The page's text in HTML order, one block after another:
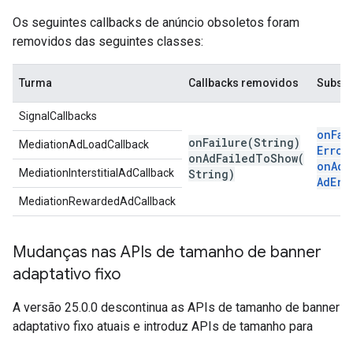
Os seguintes callbacks de anúncio obsoletos foram
removidos das seguintes classes:
Turma Callbacks removidos
SignalCallbacks
onFailure(String)
onAdFailedToShow(
String)
Ad
MediationAdLoadCallback
MediationInterstitialAdCallback
MediationRewardedAdCallback
Mudanças nas APIs de tamanho de banner
adaptativo fixo
A versão 25.0.0 descontinua as APIs de tamanho de banner
adaptativo fixo atuais e introduz APIs de tamanho para